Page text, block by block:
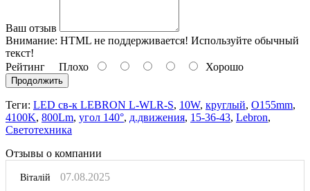
Ваш отзыв
Внимание: HTML не поддерживается! Используйте обычный
текст!
Рейтинг Плохо Хорошо
Продолжить
Теги: LED св-к LEBRON L-WLR-S, 10W, круглый, O155mm,
4100K, 800Lm, угол 140°, д.движения, 15-36-43, Lebron,
Светотехника
Отзывы о компании
Віталій
07.08.2025